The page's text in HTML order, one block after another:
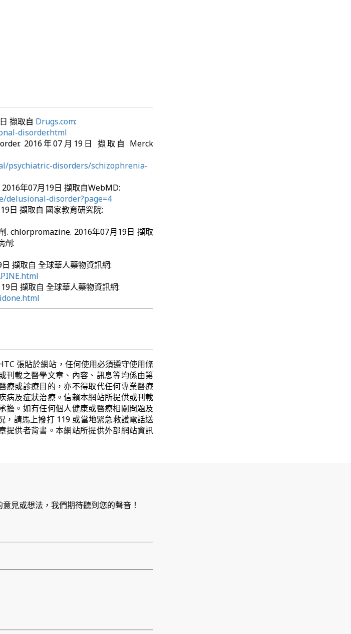
擷取自 Drugs.com:
disorder.html
2016年07月19日 擷取自 Merck
psychiatric-disorders/schizophrenia-
年07月19日 擷取自WebMD:
delusional-disorder?page=4
日 擷取自 國家教育研究院:
. chlorpromazine. 2016年07月19日 擷取
劑:
擷取自 全球華人藥物資訊網:
日 擷取自 全球華人藥物資訊網:
張貼於網站，任何使用必須遵守使用條
刊載之醫學文章、內容、訊息等均係由第
療或診療目的，亦不得取代任何專業醫療
病及症狀治療。信賴本網站所提供或刊載
擔。如有任何個人健康或醫療相關問題及
請馬上撥打 119 或當地緊急救護電話送
提供者背書。本網站所提供外部網站資訊
見或想法，我們期待聽到您的聲音！